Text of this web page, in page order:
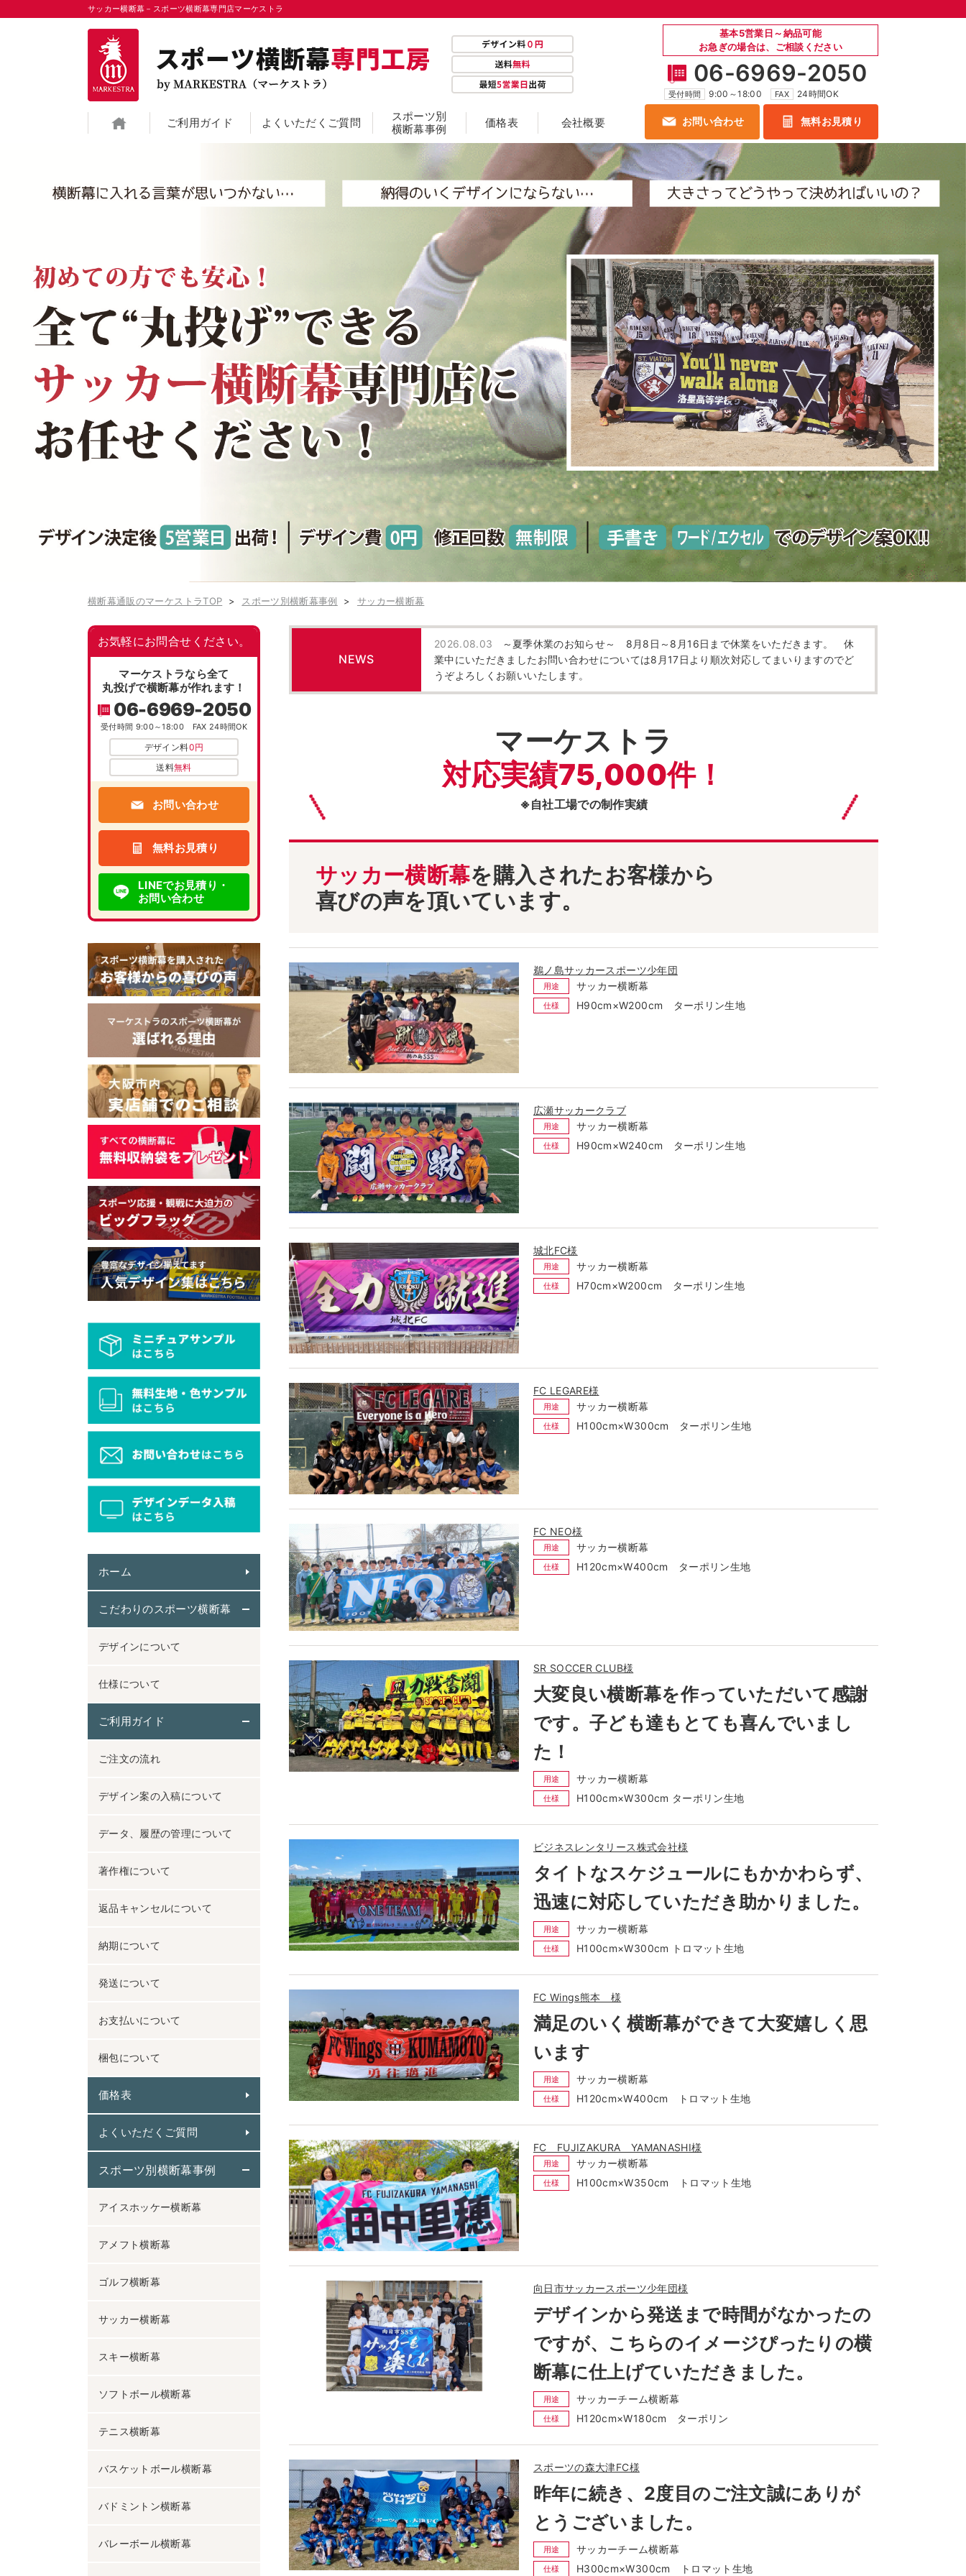
サッカー横断幕－スポーツ横断幕専門店マーケストラ
基本5営業日～納品可能
お急ぎの場合は、ご相談ください
06-6969-2050
受付時間 9:00～18:00 FAX 24時間OK
横断幕通販のマーケストラTOP
ご利用ガイド よくいただくご質問
スポーツ別
横断幕事例
サッカー横断幕 スキー横断幕 ソフトボール横断幕
テニス横断幕 バスケットボール横断幕 バドミントン横断幕 バレーボール横断幕 ハンドボール横断幕 ビーチバレー横断幕
ボクシング横断幕 ボッチャ横断幕
卓球横断幕 柔道横断幕 水泳横断幕
空手横断幕 競艇横断幕 競馬騎手横断幕 野球横断幕 陸上横断幕
価格表 会社概要 お問い合わせ 無料お見積り
横断幕通販のマーケストラTOP スポーツ別横断幕事例 サッカー横断幕
NEWS
2026.08.03
～夏季休業のお知らせ～ 8月8日～8月16日まで休業をいただきます。 休
業中にいただきましたお問い合わせについては8月17日より順次対応してまいりますのでど
うぞよろしくお願いいたします。
マーケストラ
対応実績75,000件！
※自社工場での制作実績
サッカー横断幕を購入されたお客様から
喜びの声を頂いています。
鵜ノ島サッカースポーツ少年団
用途 サッカー横断幕
仕様 H90cm×W200cm ターポリン生地
広瀬サッカークラブ
用途 サッカー横断幕
仕様 H90cm×W240cm ターポリン生地
城北FC様
用途 サッカー横断幕
仕様 H70cm×W200cm ターポリン生地
FC LEGARE様
用途 サッカー横断幕
仕様 H100cm×W300cm ターポリン生地
FC NEO様
用途 サッカー横断幕
仕様 H120cm×W400cm ターポリン生地
SR SOCCER CLUB様
大変良い横断幕を作っていただいて感謝
です。子ども達もとても喜んでいまし
た！
用途 サッカー横断幕
仕様 H100cm×W300cm ターポリン生地
ビジネスレンタリース株式会社様
タイトなスケジュールにもかかわらず、
迅速に対応していただき助かりました。
用途 サッカー横断幕
仕様 H100cm×W300cm トロマット生地
FC Wings熊本 様
満足のいく横断幕ができて大変嬉しく思
います
用途 サッカー横断幕
仕様 H120cm×W400cm トロマット生地
FC FUJIZAKURA YAMANASHI様
用途 サッカー横断幕
仕様 H100cm×W350cm トロマット生地
向日市サッカースポーツ少年団様
デザインから発送まで時間がなかったの
ですが、こちらのイメージぴったりの横
断幕に仕上げていただきました。
用途 サッカーチーム横断幕
仕様 H120cm×W180cm ターポリン
スポーツの森大津FC様
昨年に続き、2度目のご注文誠にありが
とうございました。
用途 サッカーチーム横断幕
仕様 H300cm×W300cm トロマット生地
お気軽にお問合せください。
マーケストラなら全て
丸投げで横断幕が作れます！
06-6969-2050
受付時間 9:00～18:00 FAX 24時間OK
デザイン料0円
送料無料
お問い合わせ
無料お見積り
LINEでお見積り・
お問い合わせ
ホーム
こだわりのスポーツ横断幕
デザインについて
仕様について
ご利用ガイド
ご注文の流れ
デザイン案の入稿について
データ、履歴の管理について
著作権について
返品キャンセルについて
納期について
発送について
お支払いについて
梱包について
価格表
よくいただくご質問
スポーツ別横断幕事例
アイスホッケー横断幕
アメフト横断幕
ゴルフ横断幕
サッカー横断幕
スキー横断幕
ソフトボール横断幕
テニス横断幕
バスケットボール横断幕
バドミントン横断幕
バレーボール横断幕